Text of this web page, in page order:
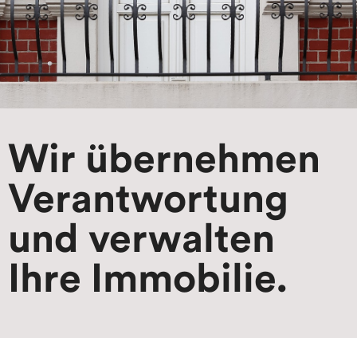
Wir übernehmen
Verantwortung
und verwalten
Ihre Immobilie.